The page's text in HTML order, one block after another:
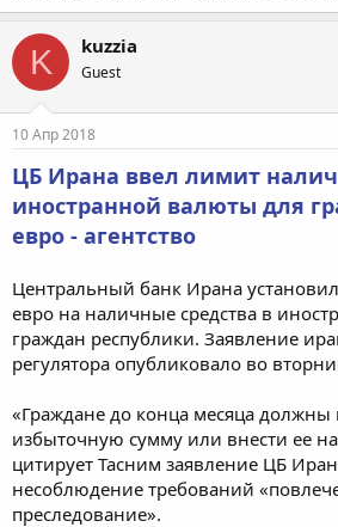
K kuzzia
Guest
10 Апр 2018
ЦБ Ирана ввел лимит
иностранной валюты для
евро - агентство
Центральный банк Ирана
евро на наличные средства в
граждан республики. Заявление
регулятора опубликовало во
«Граждане до конца месяца
избыточную сумму или внести ее на
цитирует Тасним заявление ЦБ
несоблюдение требований
преследование».